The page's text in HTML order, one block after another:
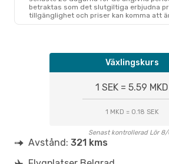
betraktas som det slutgiltiga erbjudna
tillgänglighet och priser kan komma att
Växlingskurs
1 SEK = 5.59 MKD
1 MKD = 0.18 SEK
Senast kontrollerad Lör
Avstånd: 321 kms